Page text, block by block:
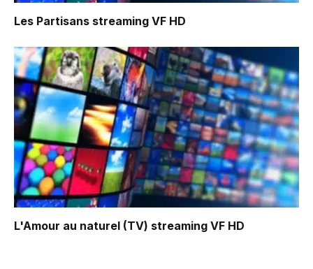
Les Partisans streaming VF HD
L'Amour au naturel (TV) streaming VF HD